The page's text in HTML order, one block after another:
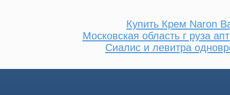
Купить Крем Naron
Московская область г руза
Сиалис и левитра